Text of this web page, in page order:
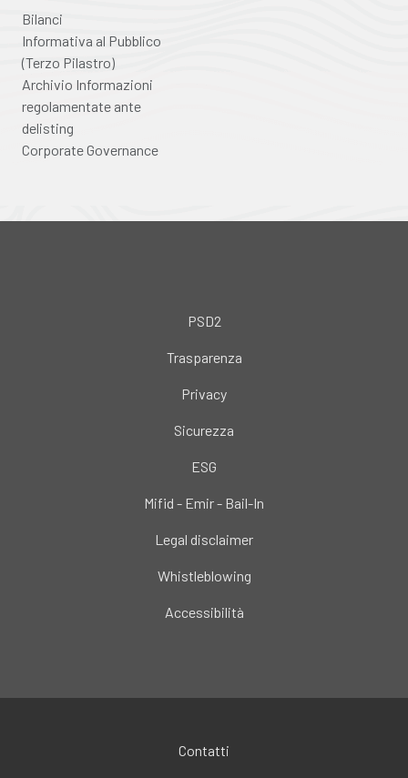
Bilanci
Informativa al Pubblico
(Terzo Pilastro)
Archivio Informazioni
regolamentate ante
delisting
Corporate Governance
PSD2
Trasparenza
Privacy
Sicurezza
ESG
Mifid - Emir - Bail-In
Legal disclaimer
Whistleblowing
Accessibilità
Contatti